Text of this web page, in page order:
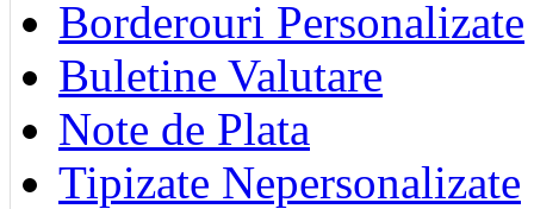
Borderouri Personalizate
Buletine Valutare
Note de Plata
Tipizate Nepersonalizate